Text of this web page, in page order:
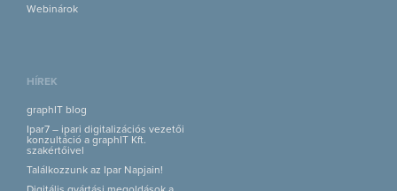
Webinárok
HÍREK
graphIT blog
Ipar7 – ipari digitalizációs vezetői
konzultáció a graphIT Kft.
szakértőivel
Találkozzunk az Ipar Napjain!